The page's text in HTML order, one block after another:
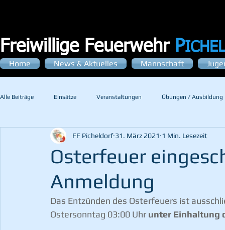
Freiwillige Feuerwehr P
Home News & Aktuelles Mannschaft
Alle Beiträge Einsätze Veranstaltungen Übungen / Ausbildung
Osterfeuer
Anmeldung
FF Picheldorf 31. März 2021 1 Min. Lesezeit
Das Entzünden des Osterfeuers ist
Ostersonntag 03:00 Uhr unter Einhaltung